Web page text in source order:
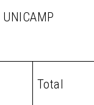
UNICAMP
Total